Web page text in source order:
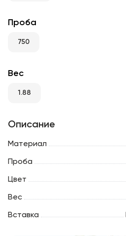
Проба
750
Вес
1.88
Описание
Материал
Проба
Цвет
Вес
Вставка